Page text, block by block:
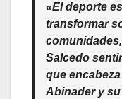
«El deporte
transformar
Salcedo
que
Abinader y